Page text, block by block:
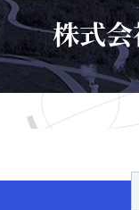
株式